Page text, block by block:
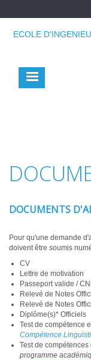
principal
ECOLE
DOCUMENTS
Pour qu'une demande
doivent être soumis
CV
Lettre de motivation
Passeport valide /
Relevé de Notes
Relevé de Notes
Diplôme(s)* Officiels
Test de compétence
Compétence
Test de
programme